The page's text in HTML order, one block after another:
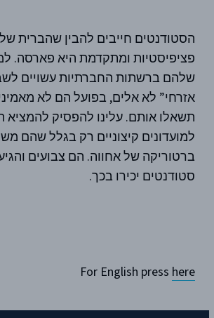
פציפיסטיות ומתקדמת היא פארסה.
שלהם ברשתות החברתיות עשויים
אזרחי” לא אלים, בפועל הם לא
תשאלו אותם. עלינו להפסיק להמציא
למועדונים קיצוניים רק בגלל שהם
ברטוריקה של אחווה. הם צבועים
סטודנטים יכירו בכך.
For English press here